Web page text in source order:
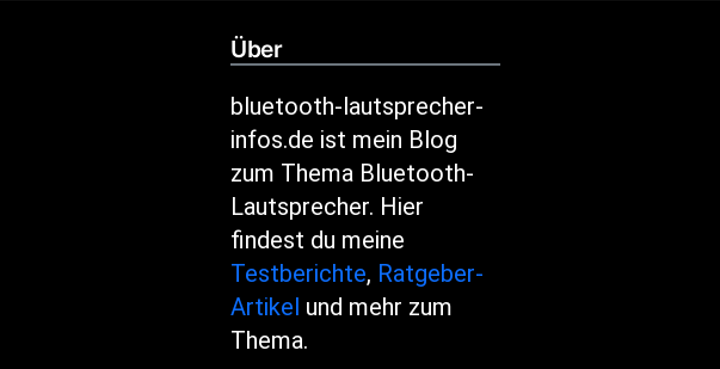
Über
bluetooth-lautsprecher-
infos.de ist mein Blog
zum Thema Bluetooth-
Lautsprecher. Hier
findest du meine
Testberichte, Ratgeber-
Artikel und mehr zum
Thema.